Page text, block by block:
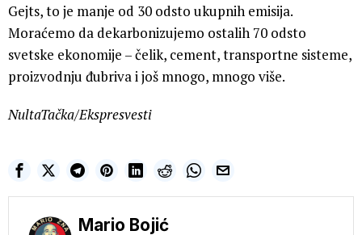
Gejts, to je manje od 30 odsto ukupnih emisija.
Moraćemo da dekarbonizujemo ostalih 70 odsto
svetske ekonomije – čelik, cement, transportne sisteme,
proizvodnju đubriva i još mnogo, mnogo više.
NultaTačka/Ekspresvesti
Mario Bojić